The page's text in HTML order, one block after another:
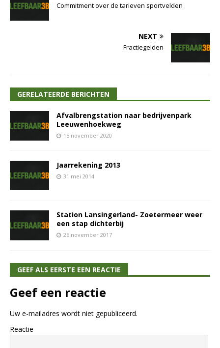
Commitment over de tarieven sportvelden
NEXT
Fractiegelden
GERELATEERDE BERICHTEN
Afvalbrengstation naar bedrijvenpark
Leeuwenhoekweg
15 november 2020
Jaarrekening 2013
31 mei 2014
Station Lansingerland- Zoetermeer weer
een stap dichterbij
26 november 2017
GEEF ALS EERSTE EEN REACTIE
Geef een reactie
Uw e-mailadres wordt niet gepubliceerd.
Reactie